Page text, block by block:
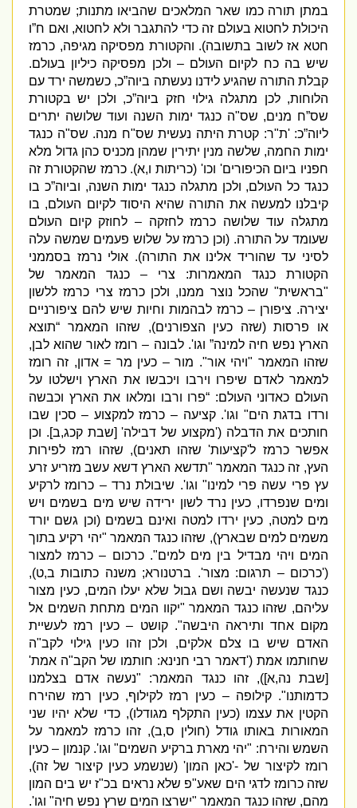
במתן תורה כמו שאר המלאכים שהביאו מתנות;שמטרת
היכולת לחטוא בעולם זה כדי להתגבר ולא לחטוא,ואם ח”ו
חטא אז לשוב בתשובה).והקטורת מפסיקה מגיפה,כרמז
שיש בה כח לקיום העולם – ולכן מפסיקה כיליון בעולם.
קבלת התורה שהגיע לידנו נעשתה ביוה”כ,כשמשה ירד עם
הלוחות,לכן מתגלה גילוי חזק ביוה”כ,ולכן יש בקטורת
שס”ח מנים,שס"ה כנגד ימות השנה ועוד שלושה יתרים
ליוה”כ: 'ת "ר:קטרת היתה נעשית שס"ח מנה.שס"ה כנגד
ימות החמה,שלשה מנין יתירין שמהן מכניס כהן גדול מלא
חפניו ביום הכיפורים'וכו' (כריתות ו,א).כרמז שהקטורת זה
כנגד כל העולם,ולכן מתגלה כנגד ימות השנה,וביוה”כ בו
קיבלנו למעשה את התורה שהיא היסוד לקיום העולם,בו
מתגלה עוד שלושה כרמז לחזקה – לחוזק קיום העולם
שעומד על התורה. (וכן כרמז על שלוש פעמים שמשה עלה
לסיני עד שהוריד אלינו את התורה).אולי נרמז בסממני
הקטורת כנגד המאמרות:צרי – כנגד המאמר של
בראשית"שהכל נוצר ממנו,ולכן כרמז צרי כרמז ללשון
יצירה.ציפורן – כרמז לבהמות וחיות שיש להם ציפורניים
או פרסות(שזה כעין הצפורנים),שזהו המאמר “תוצא
הארץ נפש חיה למינה” וגו '.לבונה – רומז לאור שהוא לבן,
שזהו המאמר"ויהי אור".מור – כעין מר=אדון,זה רומז
למאמר לאדם שיפרו וירבו ויכבשו את הארץ וישלטו על
העולם כאדוני העולם: “פרו ורבו ומלאו את הארץ וכבשה
ורדו בדגת הים"וגו '.קציעה – כרמז למקצוע – סכין שבו
חותכים את הדבלה(' מקצוע של דבילה' [שבת קכג,ב].וכן
אפשר כרמז ל קציעות'שזהו תאנים),שזהו רמז לפירות
העץ,זה כנגד המאמר"תדשא הארץ דשא עשב מזריע זרע
עץ פרי עשה פרי למינו"וגו '.שיבולת נרד – כרומז לרקיע
ומים שנפרדו,כעין נרד לשון ירידה שיש מים בשמים ויש
מים למטה,כעין ירדו למטה ואינם בשמים(וכן גשם יורד
משמים למים שבארץ),שזהו כנגד המאמר"יהי רקיע בתוך
המים ויהי מבדיל בין מים למים".כרכום – כרמז למצור
כרכום – תרגום:מצור'.ברטנורא;משנה כתובות ב ט),
כנגד שנעשה יבשה ושם גבול שלא יעלו המים,כעין מצור
עליהם,שזהו כנגד המאמר"יקוו המים מתחת השמים אל
מקום אחד ותיראה היבשה".קושט – כעין רמז לעשיית
האדם שיש בו צלם אלקים,ולכן זהו כעין גילוי לקב"ה
שחותמו אמת('דאמר רבי חנינא:חותמו של הקב"ה אמת'
שבת נה,א]),זהו כנגד המאמר:
"
נעשה אדם בצלמנו
כדמותנו".קילופה – כעין רמז לקילוף,כעין רמז שהירח
הקטין את עצמו(כעין התקלף מגודלו),כדי שלא יהיו שני
המאורות באותו גודל(חולין ס ב),זהו כרמז למאמר על
השמש והירח:
"יהי מארת ברקיע השמים"וגו '.קנמון – כעין
רומז לקיצור של-' כאן המון' (שנשמע כעין קיצור של זה ),
שזה כרומז לדגי הים שאע"פ שלא נראים בכ"ז יש בים המון
מהם,שזהו כנגד המאמר"ישרצו המים שרץ נפש חיה"וגו '.